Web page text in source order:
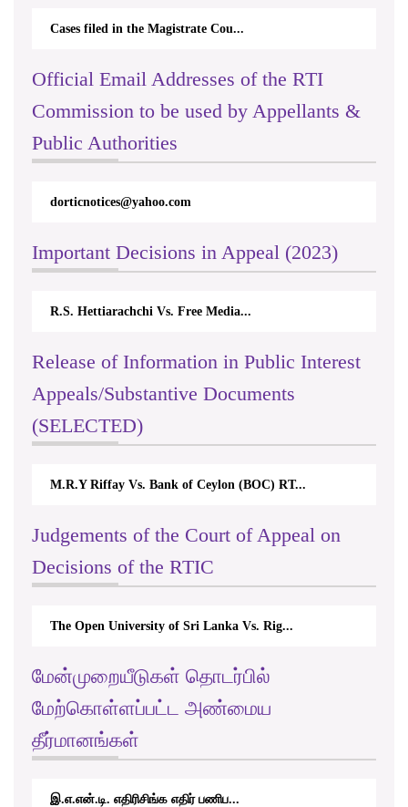
Cases filed in the Magistrate Cou...
Official Email Addresses of the RTI
Commission to be used by Appellants &
Public Authorities
dorticnotices@yahoo.com
Important Decisions in Appeal (2023)
R.S. Hettiarachchi Vs. Free Media...
Release of Information in Public Interest
Appeals/Substantive Documents
(SELECTED)
M.R.Y Riffay Vs. Bank of Ceylon (BOC) RT...
Judgements of the Court of Appeal on
Decisions of the RTIC
The Open University of Sri Lanka Vs. Rig...
மேன்முறையீடுகள் தொடர்பில்
மேற்கொள்ளப்பட்ட அண்மைய
தீர்மானங்கள்
இ.எ.என்.டி. எதிரிசிங்க எதிர் பணிப...